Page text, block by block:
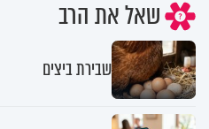
שאל את הרב
שבירת ביצים